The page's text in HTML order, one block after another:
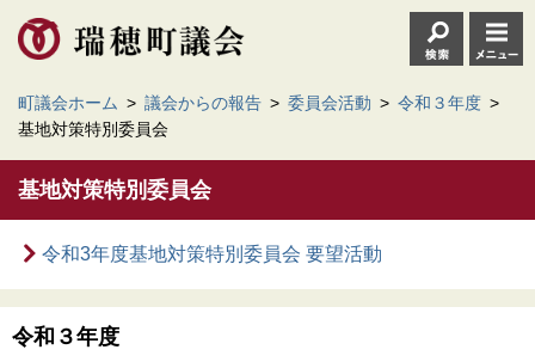
町議会ホーム > 議会からの報告 > 委員会活動 > 令和３年度 >
基地対策特別委員会
基地対策特別委員会
令和3年度基地対策特別委員会 要望活動
令和３年度